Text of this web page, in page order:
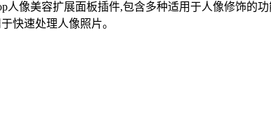
人像美容扩展面板插件,包含多种适用于人像修饰
快速处理人像照片。